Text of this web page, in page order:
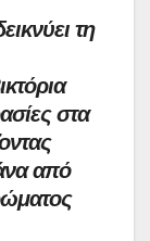
gr
a
m
τη
στα
από